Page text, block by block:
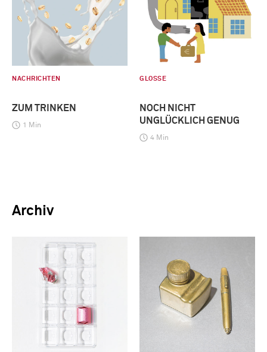
NACHRICHTEN
ZUM TRINKEN
1 Min
GLOSSE
NOCH NICHT
UNGLÜCKLICH GENUG
4 Min
Archiv